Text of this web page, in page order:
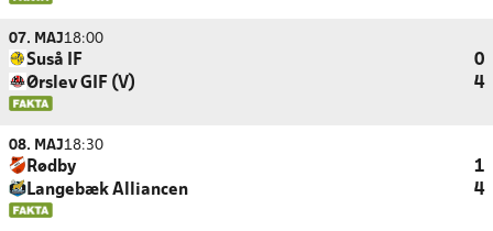
07. MAJ18:00
Suså IF
0
Ørslev GIF (V)
4
08. MAJ18:30
Rødby
1
Langebæk Alliancen
4